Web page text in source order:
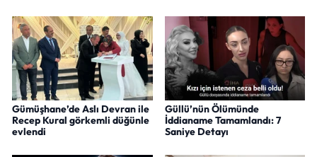
Gümüşhane’de Aslı Devran ile
Recep Kural görkemli düğünle
evlendi
Güllü’nün Ölümünde
İddianame Tamamlandı: 7
Saniye Detayı